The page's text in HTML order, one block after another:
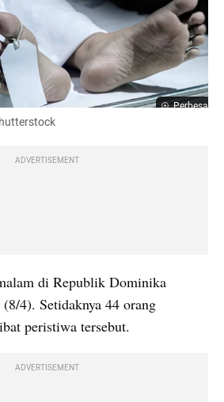
Perbesar
ADVERTISEMENT
di Republik Dominika
4). Setidaknya 44 orang
peristiwa tersebut.
ADVERTISEMENT